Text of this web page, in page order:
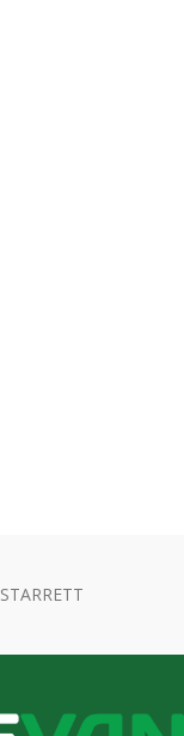
STARRETT